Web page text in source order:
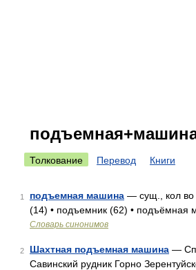
Толкование Перевод Книги
1 подъемная машина — сущ., кол во
(14) • подъемник (62) • подъёмная
Словарь синонимов
2 Шахтная подъемная машина —
Савинский рудник Горно